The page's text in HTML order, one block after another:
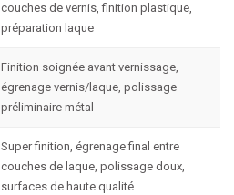
couches de vernis, finition plastique,
préparation laque
Finition soignée avant vernissage,
égrenage vernis/laque, polissage
préliminaire métal
Super finition, égrenage final entre
couches de laque, polissage doux,
surfaces de haute qualité